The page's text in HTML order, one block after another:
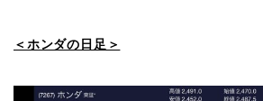
＜ホンダの日足＞